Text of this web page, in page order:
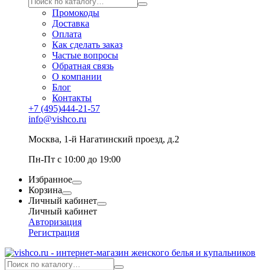
Промокоды
Доставка
Оплата
Как сделать заказ
Частые вопросы
Обратная связь
О компании
Блог
Контакты
+7 (495)444-21-57
info@vishco.ru
Москва, 1-й Нагатинский проезд, д.2
Пн-Пт с 10:00 до 19:00
Избранное
Корзина
Личный кабинет
Личный кабинет
Авторизация
Регистрация